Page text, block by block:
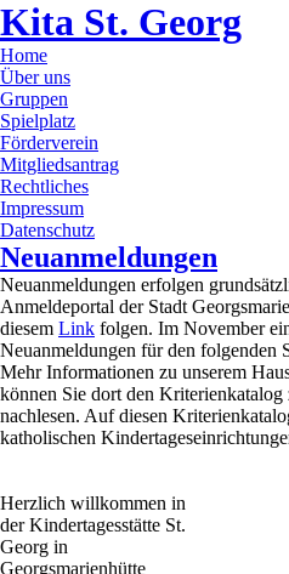
Kita St. Georg
Home
Über uns
Gruppen
Spielplatz
Förderverein
Mitgliedsantrag
Rechtliches
Impressum
Datenschutz
Neuanmeldungen
Neuanmeldungen erfolgen
Anmeldeportal der Stadt
diesem Link folgen. Im November
Neuanmeldungen für den folgenden
Mehr Informationen zu unserem
können Sie dort den Kriterienkatalog
nachlesen. Auf diesen
katholischen
Herzlich willkommen in
der Kindertagesstätte St.
Georg in
Georgsmarienhütte